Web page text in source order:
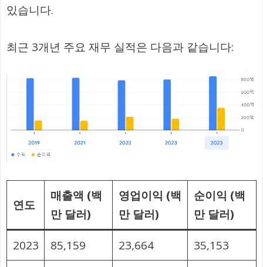
있습니다.
최근 3개년 주요 재무 실적은 다음과 같습니다:
연도
매출액 (백
만 달러)
영업이익 (백
만 달러)
순이익 (백
만 달러)
2023 85,159 23,664
35,153